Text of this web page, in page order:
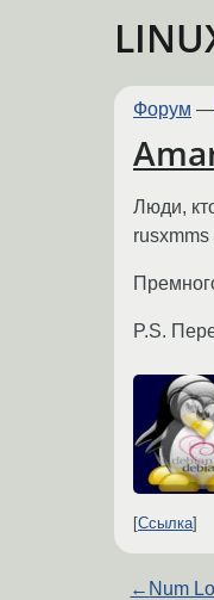
Форум —
Люди,
rusxmms
P.S.
Ссылка
← Num